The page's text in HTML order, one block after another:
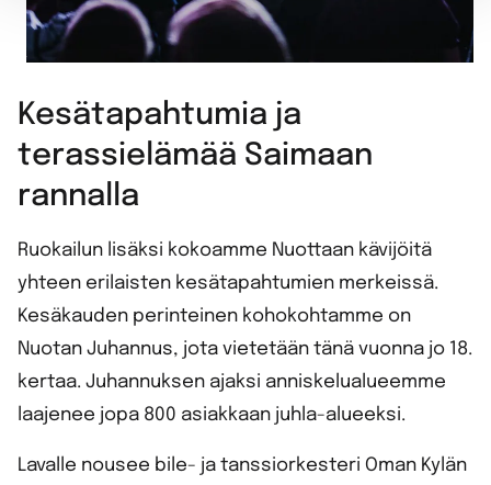
Kesätapahtumia ja
terassielämää Saimaan
rannalla
Ruokailun lisäksi kokoamme Nuottaan kävijöitä
yhteen erilaisten kesätapahtumien merkeissä.
Kesäkauden perinteinen kohokohtamme on
Nuotan Juhannus, jota vietetään tänä vuonna jo 18.
kertaa. Juhannuksen ajaksi anniskelualueemme
laajenee jopa 800 asiakkaan juhla-alueeksi.
Lavalle nousee bile- ja tanssiorkesteri Oman Kylän